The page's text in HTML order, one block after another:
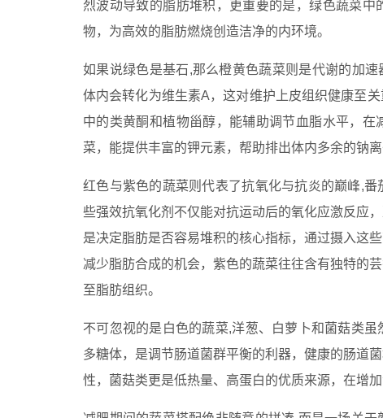
烈波动导致的脂肪堆积，更重要的是，绿色蔬菜
物，为高效的脂肪燃烧创造洁净的内环境。
如果说绿色是基石,那么橙黄色蔬菜则是代谢的加
体内会转化为维生素A，这对维护上皮组织健康至
中的类黄酮和植物甾醇，能辅助调节血脂水平，
菜，能提供丰富的钾元素，帮助排出体内多余的钠
红色与紫色的蔬菜则代表了抗氧化与抗炎的巅峰,
些强效抗氧化剂不仅能对抗运动后的氧化应激反应
是决定脂肪是否容易堆积的核心指标，通过摄入这
减少脂肪合成的机会，紫色的蔬菜往往含有独特的
至脂肪组织。
不可忽视的是白色的蔬菜,洋葱、白萝卜和菌菇类
多糖体，是调节肠道菌群平衡的利器，健康的肠道
性，菌菇类更是低热量、高蛋白的优质来源，在增